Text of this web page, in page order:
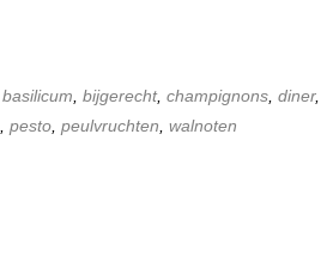
basilicum bijgerecht, champignons diner,
pesto peulvruchten walnoten